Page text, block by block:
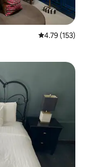
औसत रेटिंग 5 में से
4.79 (153)